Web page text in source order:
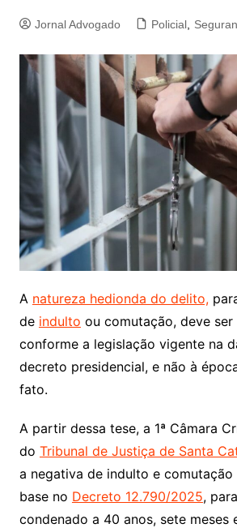
Jornal Advogado Policial,
A natureza hedionda do delito,
de indulto ou comutação, deve
conforme a legislação vigente na
decreto presidencial, e não à
fato.
A partir dessa tese, a 1ª Câmara
do Tribunal de Justiça de Santa
a negativa de indulto e comutação
base no Decreto 12.790/2025,
condenado a 40 anos, sete meses